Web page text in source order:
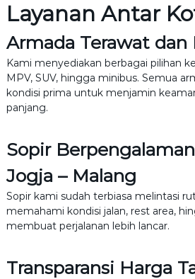
Layanan Antar
Armada Terawat dan
Kami menyediakan berbagai pilihan
MPV, SUV, hingga minibus. Semua
kondisi prima untuk menjamin
panjang.
Sopir
Jogja – Malang
Sopir kami sudah terbiasa melintasi
memahami kondisi jalan, rest area,
membuat perjalanan lebih lancar.
Transparansi Harga